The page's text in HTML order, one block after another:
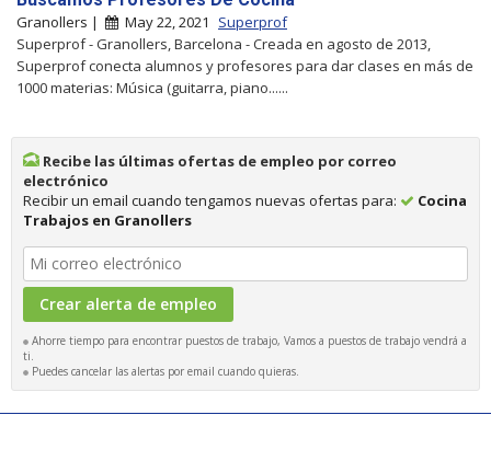
Granollers | May 22, 2021
Superprof
Superprof - Granollers, Barcelona - Creada en agosto de 2013,
Superprof conecta alumnos y profesores para dar clases en más de
1000 materias: Música (guitarra, piano......
Recibe las últimas ofertas de empleo por correo
electrónico
Recibir un email cuando tengamos nuevas ofertas para:
Cocina
Trabajos en Granollers
Ahorre tiempo para encontrar puestos de trabajo, Vamos a puestos de trabajo vendrá a
ti.
Puedes cancelar las alertas por email cuando quieras.